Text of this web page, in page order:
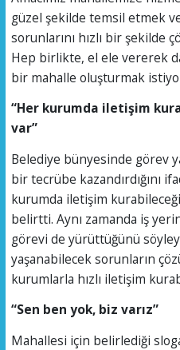
güzel şekilde temsil etmek
sorunlarını hızlı bir şekilde
Hep birlikte, el ele vererek
bir mahalle oluşturmak
“Her kurumda iletişim
var”
Belediye bünyesinde görev
bir tecrübe kazandırdığını
kurumda iletişim
belirtti. Aynı zamanda iş
görevi de yürüttüğünü
yaşanabilecek sorunların
kurumlarla hızlı iletişim
“Sen ben yok, biz varız”
Mahallesi için belirlediği